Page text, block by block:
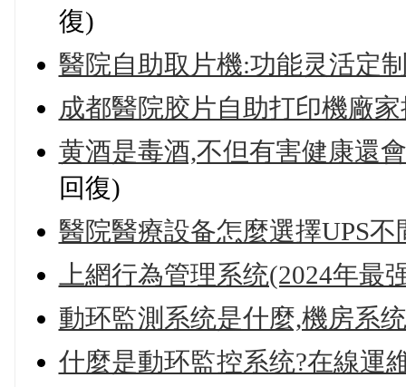
復)
醫院自助取片機:功能灵活定
成都醫院胶片自助打印機廠
黄酒是毒酒,不但有害健康還
回復)
醫院醫療設备怎麼選擇UPS不
上網行為管理系统(2024年最
動环監測系统是什麼,機房系
什麼是動环監控系统?在線運